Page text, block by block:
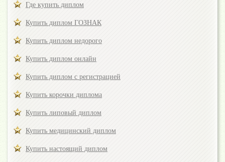
Где купить диплом
Купить диплом ГОЗНАК
Купить диплом недорого
Купить диплом онлайн
Купить диплом с регистрацией
Купить корочки диплома
Купить липовый диплом
Купить медицинский диплом
Купить настоящий диплом